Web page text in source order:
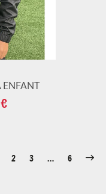
ENFANT
2 3 … 6